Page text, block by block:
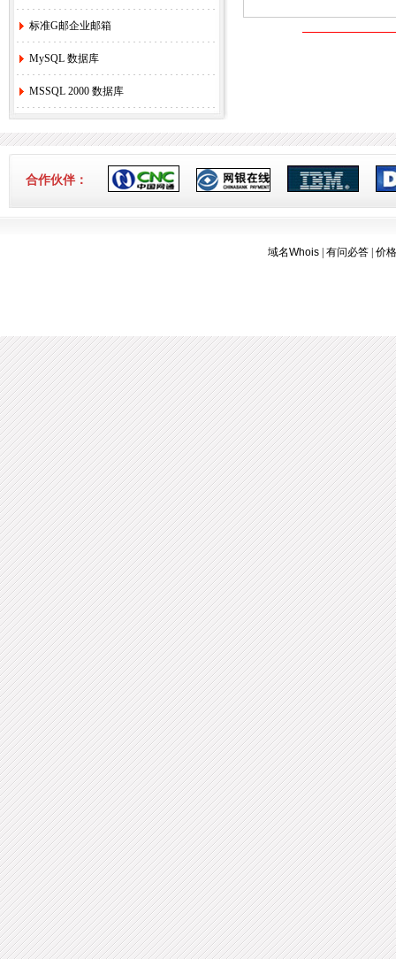
3. 关于.com价格调整的通知
[2021-8-27]
4.
香港独享服务器69硬件升级通知！
11-27]
6. 国际域名(.COM)续费价格调整通知 [2019-
8-21]
7.香港独享服务器71网站迁移通知！ [2018-
3-16]
标准G邮企业邮箱
MySQL 数据库
MSSQL 2000 数据库
合作伙伴：
域名Whois 有问必答 价